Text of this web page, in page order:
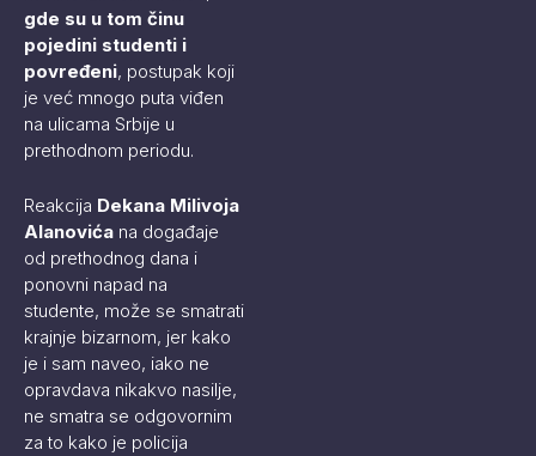
gde su u tom činu
pojedini studenti i
povređeni, postupak koji
je već mnogo puta viđen
na ulicama Srbije u
prethodnom periodu.
Reakcija Dekana Milivoja
Alanovića na događaje
od prethodnog dana i
ponovni napad na
studente, može se smatrati
krajnje bizarnom, jer kako
je i sam naveo, iako ne
opravdava nikakvo nasilje,
ne smatra se odgovornim
za to kako je policija